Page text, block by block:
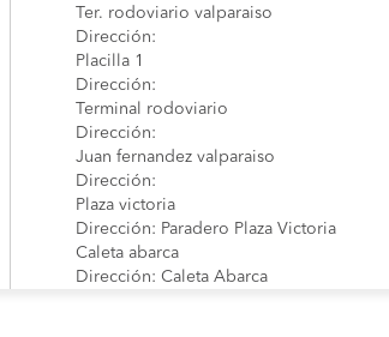
Ter. rodoviario valparaiso
Dirección:
Placilla 1
Dirección:
Terminal rodoviario
Dirección:
Juan fernandez valparaiso
Dirección:
Plaza victoria
Dirección: Paradero Plaza Victoria
Caleta abarca
Dirección: Caleta Abarca